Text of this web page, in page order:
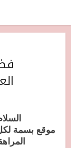
موقع بسمة